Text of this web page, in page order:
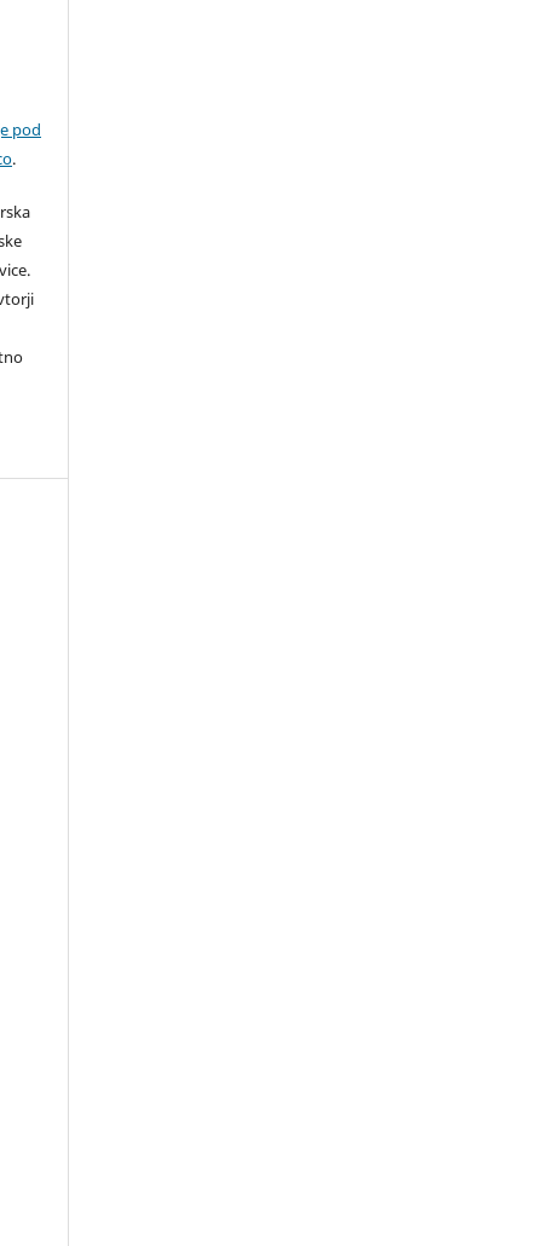
pod
.